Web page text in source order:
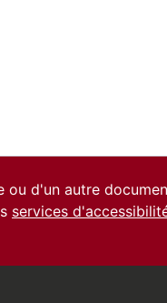
d'un autre
services